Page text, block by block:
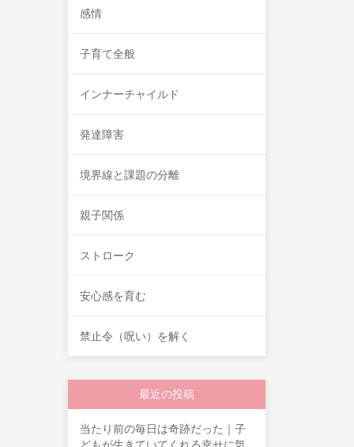
感情
子育て全般
インナーチャイルド
発達障害
境界線と課題の分離
親子関係
ストローク
安心感を育む
禁止令（呪い）を解く
最近の投稿
当たり前の毎日は奇跡だった｜子